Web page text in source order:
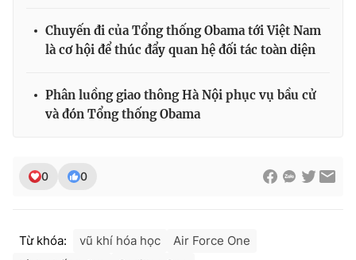
Chuyến đi của Tổng thống Obama tới Việt Nam
là cơ hội để thúc đẩy quan hệ đối tác toàn diện
Phân luồng giao thông Hà Nội phục vụ bầu cử
và đón Tổng thống Obama
0 0
Từ khóa: vũ khí hóa học
Air Force One